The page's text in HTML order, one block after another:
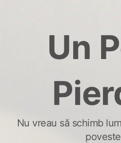
Un
Nu vreau să schimb